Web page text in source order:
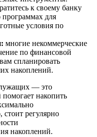
к своему банку
для
условия по
многие некоммерческие
по финансовой
спланировать
накоплений.
— это
накопить
стоит регулярно
накоплений.